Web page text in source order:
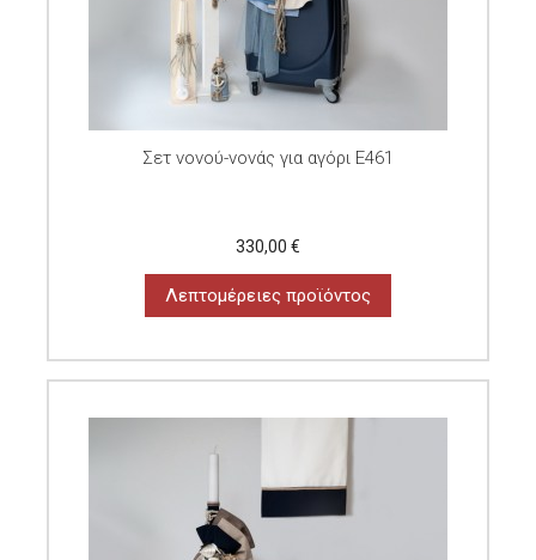
Σετ νονού-νονάς για αγόρι E461
330,00 €
Λεπτομέρειες προϊόντος